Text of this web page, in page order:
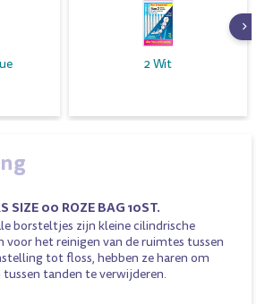
2 Wit
SIZE 00 ROZE BAG 10ST.
borsteltjes zijn kleine cilindrische
het reinigen van de ruimtes tussen
tot floss, hebben ze haren om
tanden te verwijderen.